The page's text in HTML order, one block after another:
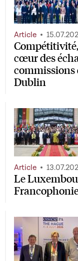
cœur des
commissions
Dublin
Article
Le
Article